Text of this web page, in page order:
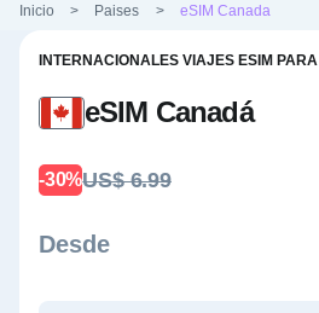
Inicio > Paises > eSIM Canada
INTERNACIONALES VIAJES ESIM PARA
eSIM Canadá
-30%US$ 6.99
Desde